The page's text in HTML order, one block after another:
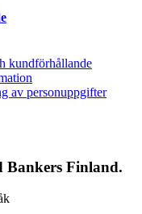
kundförhållande
av personuppgifter
Bankers Finland.